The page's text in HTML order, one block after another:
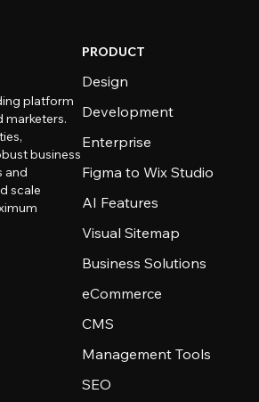
platform
marketers.
business
and
scale
PRODUCT
Design
Development
Enterprise
Figma to Wix Studio
AI Features
Visual Sitemap
Business Solutions
eCommerce
CMS
Management Tools
SEO